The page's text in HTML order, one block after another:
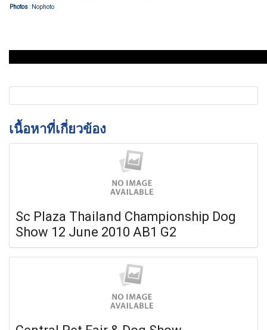
Photos: Nophoto
เนื้อหาที่เกี่ยวข้อง
Sc Plaza Thailand Championship Dog
Show 12 June 2010 AB1 G2